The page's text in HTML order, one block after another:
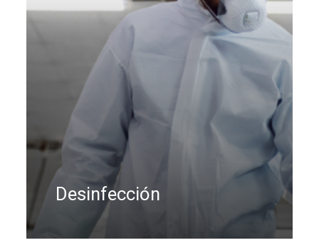
Desinfección